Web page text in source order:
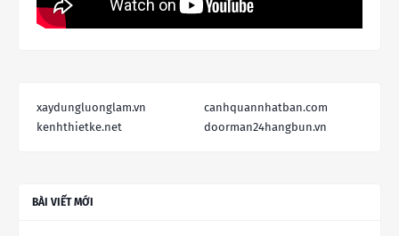
xaydungluonglam.vn
canhquannhatban.com
kenhthietke.net
doorman24hangbun.vn
BÀI VIẾT MỚI